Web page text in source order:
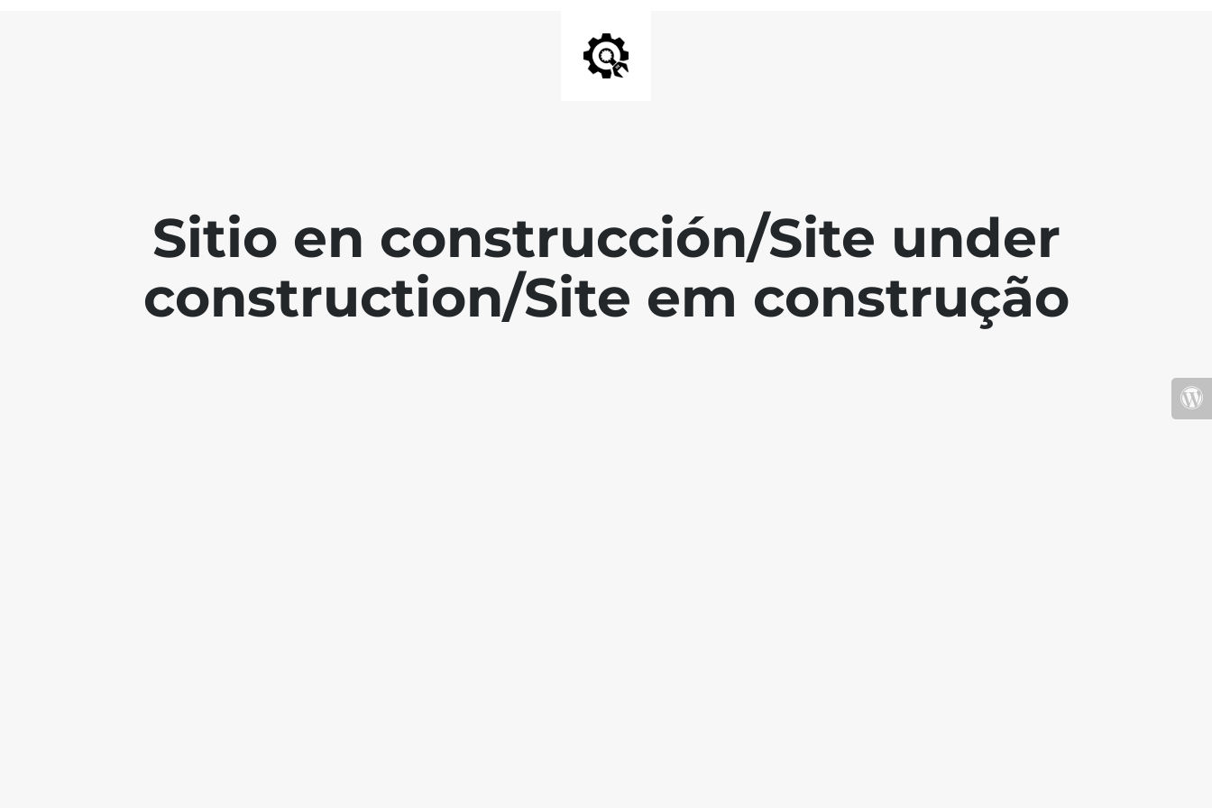
Sitio en construcción/Site under
construction/Site em construção